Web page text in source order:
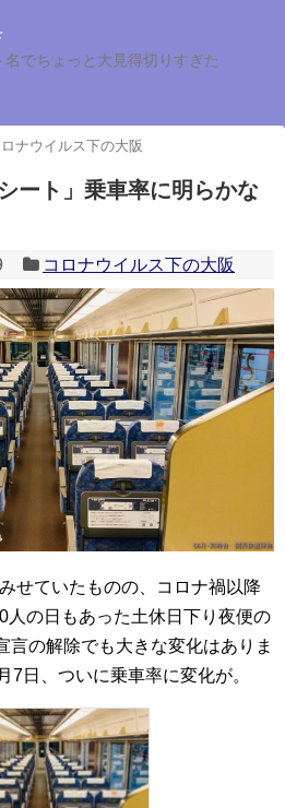
でちょっと大見得切りすぎた
ロナウイルス下の大阪
ート」乗車率に明らかな
コロナウイルス下の大阪
せていたものの、コロナ禍以降
人の日もあった土休日下り夜便の
言の解除でも大きな変化はありま
7日、ついに乗車率に変化が。